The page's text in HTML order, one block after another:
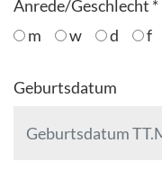
Anrede/Geschlecht *
m
w d f
Geburtsdatum